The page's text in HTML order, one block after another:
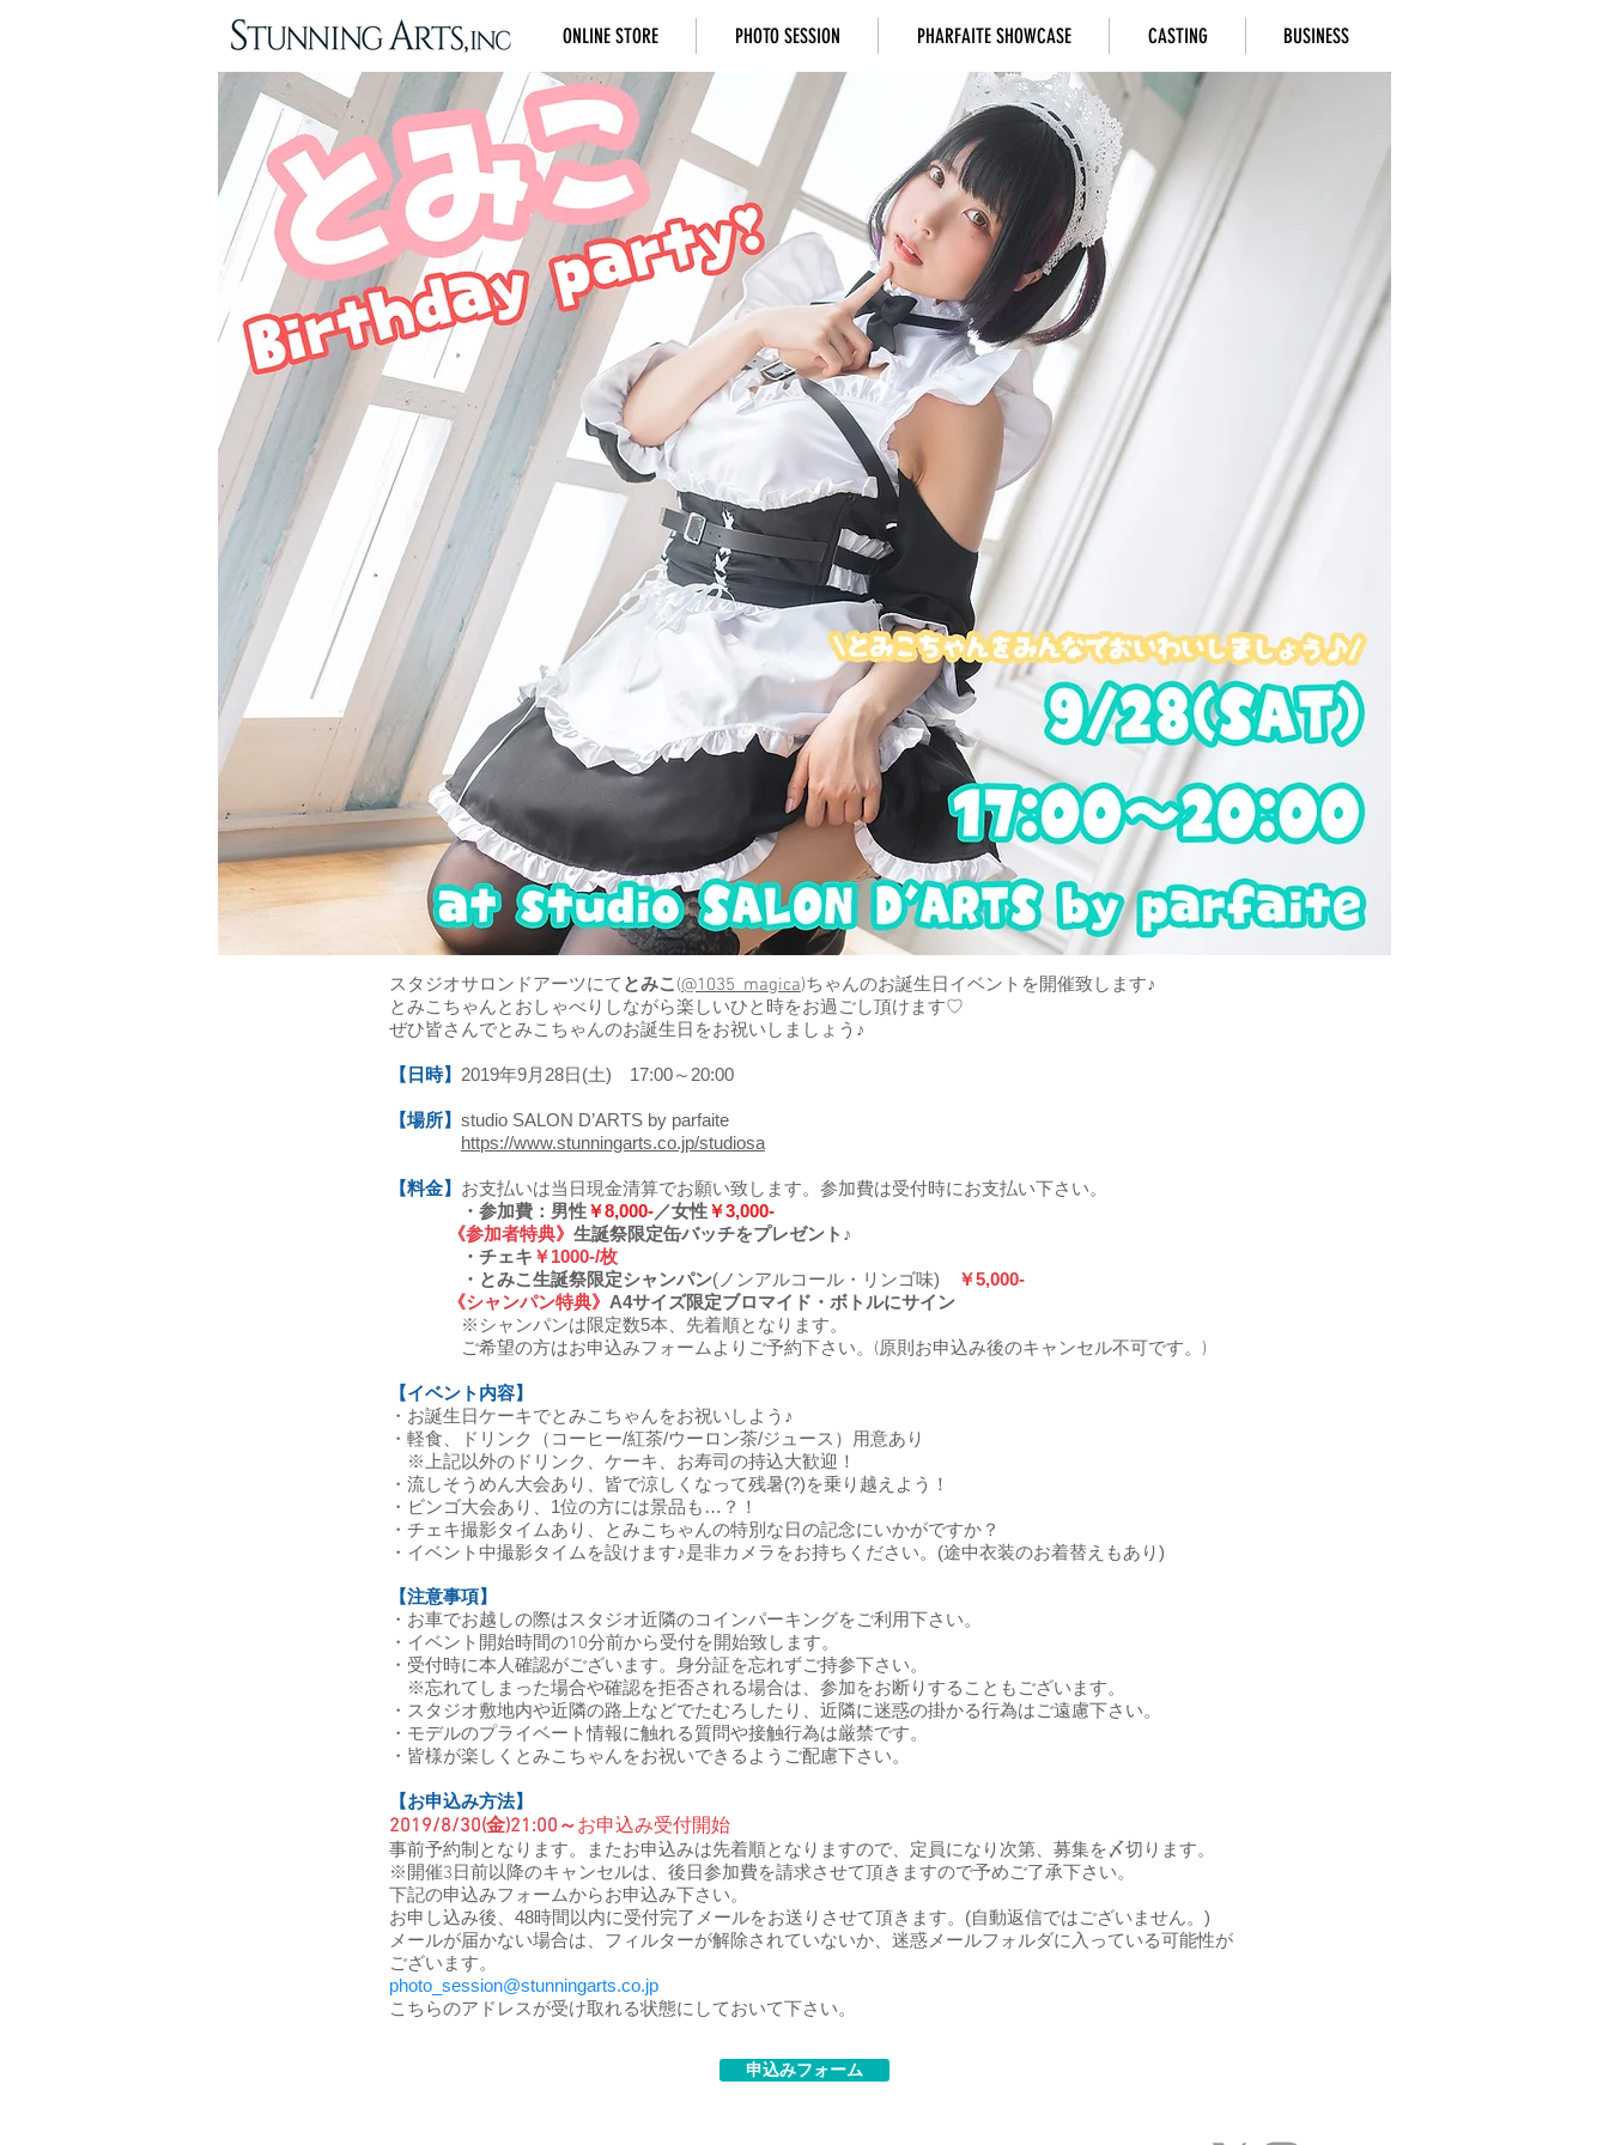
ONLINE STORE PHOTO SESSION PHARFAITE SHOWCASE CASTING BUSINESS
スタジオサロンドアーツにて とみこ(@1035_magica)ちゃんのお誕生日イベントを開催致します♪
とみこちゃんとおしゃべりしながら楽しいひと時をお過ごし頂けます♡
ぜひ皆さんでとみこちゃんのお誕生日をお祝いしましょう♪
【日時】 2019年9月28日(土) 17:00～20:00
【場所】 studio SALON D’ARTS by parfaite
https://www.stunningarts.co.jp/studiosa
【料金】 お支払いは当日現金清算でお願い致します。参加費は受付時にお支払い下さい。
・ 参加費：男性￥8,000-／女性￥3,000-
《参加者特典》 生誕祭限定缶バッチをプレゼント♪
・ チェキ ￥1000-/枚
・とみこ生誕祭限定シャンパン(ノンアルコール・リンゴ味)
￥5,000-
《シャンパン特典》 A4サイズ限定ブロマイド・ボトルにサイン
※シャンパンは限定数5本、先着順となります。
​ ご希望の方はお申込みフォームよりご予約下さい。(原則お申込み後のキャンセル不可です。)
【イベント内容】
・お誕生日ケーキでとみこちゃんをお祝いしよう♪
・軽食、ドリンク（コーヒー/紅茶/ウーロン茶/ジュース）用意あり
※上記以外のドリンク、ケーキ、お寿司の持込大歓迎！
・流しそうめん大会あり、皆で涼しくなって残暑(?)を乗り越えよう！
・ビンゴ大会あり、1位の方には景品も…？！
・チェキ撮影タイムあり、とみこちゃんの特別な日の記念にいかがですか？
・イベント中撮影タイムを設けます♪是非カメラをお持ちください。(途中衣装のお着替えもあり)
【注意事項】
・お車でお越しの際はスタジオ近隣のコインパーキングをご利用下さい。
・イベント開始時間の10分前から受付を開始致します。
・受付時に本人確認がございます。身分証を忘れずご持参下さい。
※忘れてしまった場合や確認を拒否される場合は、参加をお断りすることもございます。
・スタジオ敷地内や近隣の路上などでたむろしたり、近隣に迷惑の掛かる行為はご遠慮下さい。
・モデルのプライベート情報に触れる質問や接触行為は厳禁です。
・皆様が楽しくとみこちゃんをお祝いできるようご配慮下さい。​
【お申込み方法】
2019/8/30(金)21:00～お申込み受付開始
事前予約制となります。またお申込みは先着順となりますので、定員になり次第、募集を〆切ります。
※開催3日前以降のキャンセルは、後日参加費を請求させて頂きますので予めご了承下さい。
下記の申込みフォームからお申込み下さい。
お申し込み後、48時間以内に受付完了メールをお送りさせて頂きます。(自動返信ではございません。)
メールが届かない場合は、フィルターが解除されていないか、迷惑メールフォルダに入っている可能性が
ございます。
photo_session@stunningarts.co.jp
こちらのアドレスが受け取れる状態にしておいて下さい。
申込みフォーム